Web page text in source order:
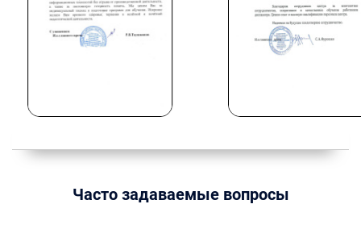
Часто задаваемые вопросы